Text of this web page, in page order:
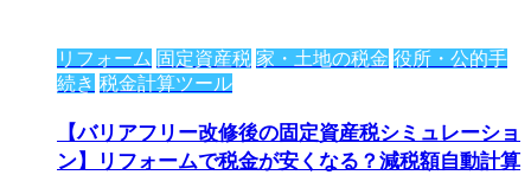
リフォーム 固定資産税 家・土地の税金 役所・公的手
続き 税金計算ツール
【バリアフリー改修後の固定資産税シミュレーショ
ン】リフォームで税金が安くなる？減税額自動計算